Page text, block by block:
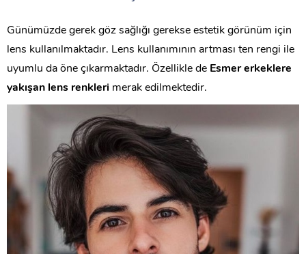
Günümüzde gerek göz sağlığı gerekse estetik görünüm için
lens kullanılmaktadır. Lens kullanımının artması ten rengi ile
uyumlu da öne çıkarmaktadır. Özellikle de Esmer erkeklere
yakışan lens renkleri merak edilmektedir.